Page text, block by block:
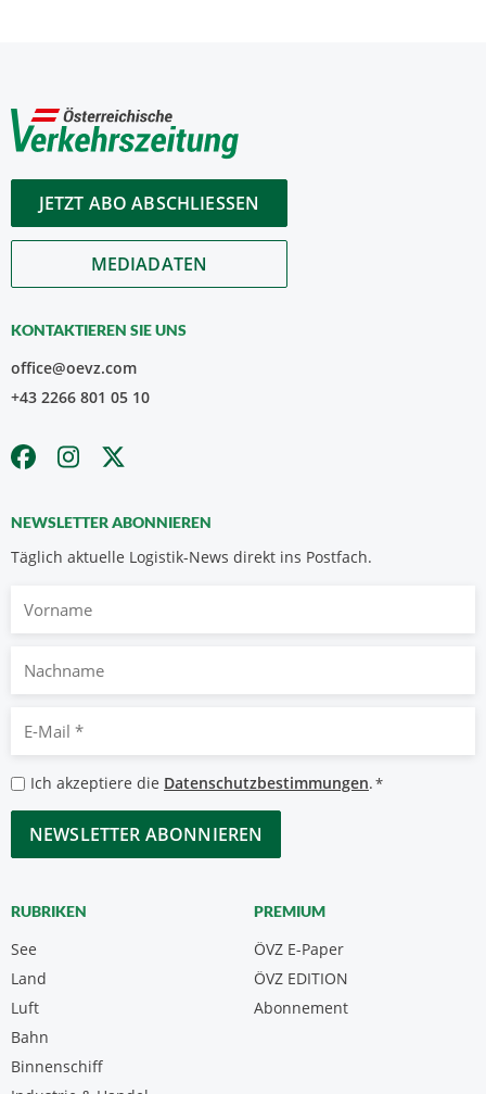
JETZT ABO ABSCHLIESSEN
MEDIADATEN
KONTAKTIEREN SIE UNS
office@oevz.com
+43 2266 801 05 10
NEWSLETTER ABONNIEREN
Täglich aktuelle Logistik-News direkt ins Postfach.
Nachname
Mail
*
Datenschutzbestimmungen
*
Ich akzeptiere die Datenschutzbestimmungen.*
CAPTCHA
RUBRIKEN
See
Land
Luft
Bahn
Binnenschiff
PREMIUM
ÖVZ E-Paper
Abonnement
ÖVZ EDITION